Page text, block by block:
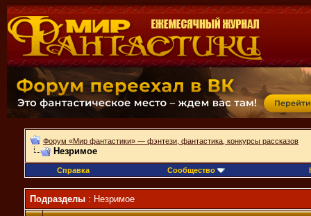
Форум «Мир фантастики» — фэнтези, фантастика, конкурсы рассказов
Незримое
Справка Сообщество
Подразделы : Незримое